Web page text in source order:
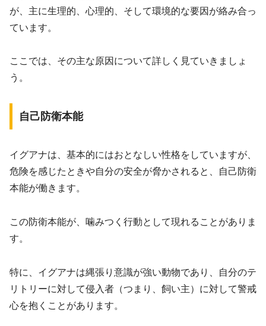
が、主に生理的、心理的、そして環境的な要因が絡み合っ
ています。
ここでは、その主な原因について詳しく見ていきましょ
う。
自己防衛本能
イグアナは、基本的にはおとなしい性格をしていますが、
危険を感じたときや自分の安全が脅かされると、自己防衛
本能が働きます。
この防衛本能が、噛みつく行動として現れることがありま
す。
特に、イグアナは縄張り意識が強い動物であり、自分のテ
リトリーに対して侵入者（つまり、飼い主）に対して警戒
心を抱くことがあります。